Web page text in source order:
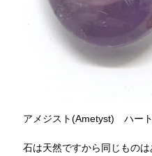
アメジスト(Ametyst) ハー
石は天然ですから同じもの